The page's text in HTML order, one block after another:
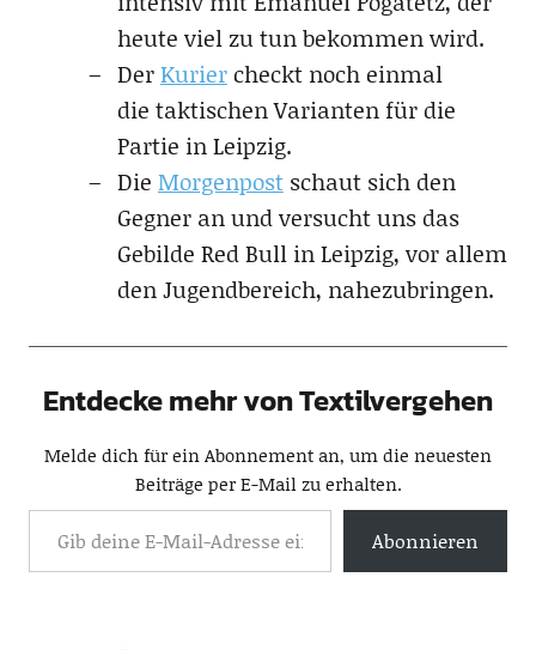
heute viel zu tun bekommen wird.
DerKuriercheckt noch einmal
die taktischen Varianten für die
Partie in Leipzig.
Die Morgenpostschaut sich den
Gegner an und versucht uns das
Gebilde Red Bull in Leipzig, vor allem
den Jugendbereich, nahezubringen.
Entdecke mehr von Textilvergehen
Melde dich für ein Abonnement an, um die neuesten
Beiträge per E-Mail zu erhalten.
Abonnieren